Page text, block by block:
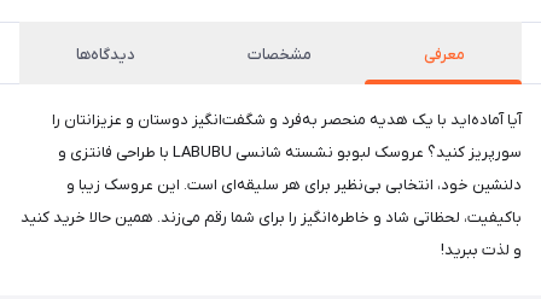
معرفی مشخصات دیدگاه‌ها
آیا آماده‌اید با یک هدیه منحصر به‌فرد و شگفت‌انگیز دوستان و عزیزانتان را
سورپریز کنید؟ عروسک لبوبو نشسته شانسی LABUBU با طراحی فانتزی و
دلنشین خود، انتخابی بی‌نظیر برای هر سلیقه‌ای است. این عروسک زیبا و
باکیفیت، لحظاتی شاد و خاطره‌انگیز را برای شما رقم می‌زند. همین حالا خرید کنید
و لذت ببرید!